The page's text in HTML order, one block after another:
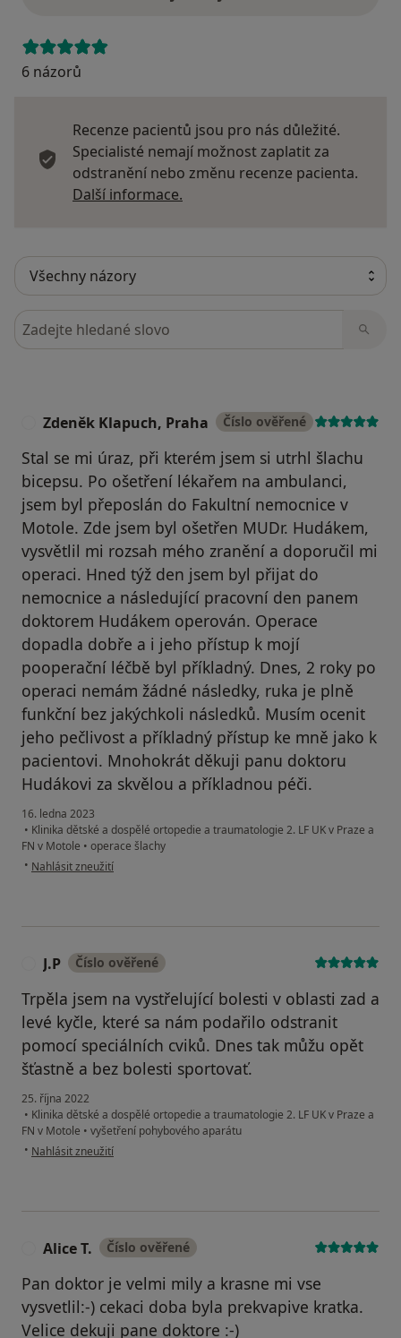
6 názorů
Recenze pacientů jsou pro nás důležité.
Specialisté nemají možnost zaplatit za
odstranění nebo změnu recenze pacienta.
Další informace.
Hledejte v názorech
Zdeněk Klapuch, Praha Číslo ověřené
Stal se mi úraz, při kterém jsem si utrhl šlachu
bicepsu. Po ošetření lékařem na ambulanci,
jsem byl přeposlán do Fakultní nemocnice v
Motole. Zde jsem byl ošetřen MUDr. Hudákem,
vysvětlil mi rozsah mého zranění a doporučil mi
operaci. Hned týž den jsem byl přijat do
nemocnice a následující pracovní den panem
doktorem Hudákem operován. Operace
dopadla dobře a i jeho přístup k mojí
pooperační léčbě byl příkladný. Dnes, 2 roky po
operaci nemám žádné následky, ruka je plně
funkční bez jakýchkoli následků. Musím ocenit
jeho pečlivost a příkladný přístup ke mně jako k
pacientovi. Mnohokrát děkuji panu doktoru
Hudákovi za skvělou a příkladnou péči.
16. ledna 2023
• Klinika dětské a dospělé ortopedie a traumatologie 2. LF UK v Praze a
FN v Motole • operace šlachy
• podle názoru uživatele Zdeněk Klapuch, Praha
Nahlásit zneužití
J.P Číslo ověřené
Trpěla jsem na vystřelující bolesti v oblasti zad a
levé kyčle, které sa nám podařilo odstranit
pomocí speciálních cviků. Dnes tak můžu opět
šťastně a bez bolesti sportovať.
25. října 2022
• Klinika dětské a dospělé ortopedie a traumatologie 2. LF UK v Praze a
FN v Motole • vyšetření pohybového aparátu
• podle názoru uživatele J.P
Nahlásit zneužití
Alice T. Číslo ověřené
Pan doktor je velmi mily a krasne mi vse
vysvetlil:-) cekaci doba byla prekvapive kratka.
Velice dekuji pane doktore :-)